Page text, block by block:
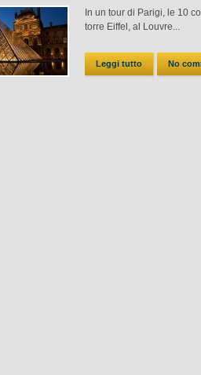
In un tour di Parigi, le 10
torre Eiffel, al Louvre...
Leggi tutto No